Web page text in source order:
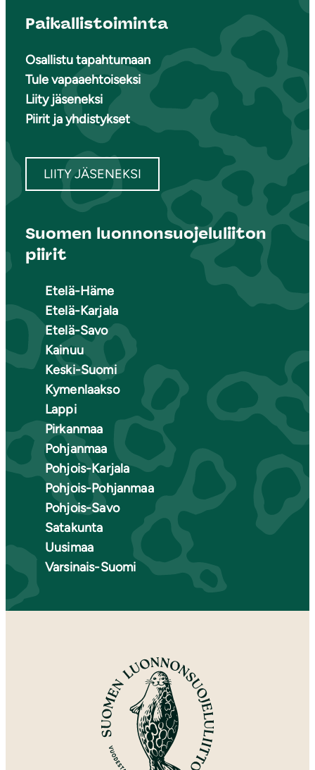
Paikallistoiminta
Osallistu tapahtumaan
Tule vapaaehtoiseksi
Liity jäseneksi
Piirit ja yhdistykset
LIITY JÄSENEKSI
Suomen luonnonsuojeluliiton
piirit
Etelä-Häme
Etelä-Karjala
Etelä-Savo
Kainuu
Keski-Suomi
Kymenlaakso
Lappi
Pirkanmaa
Pohjanmaa
Pohjois-Karjala
Pohjois-Pohjanmaa
Pohjois-Savo
Satakunta
Uusimaa
Varsinais-Suomi